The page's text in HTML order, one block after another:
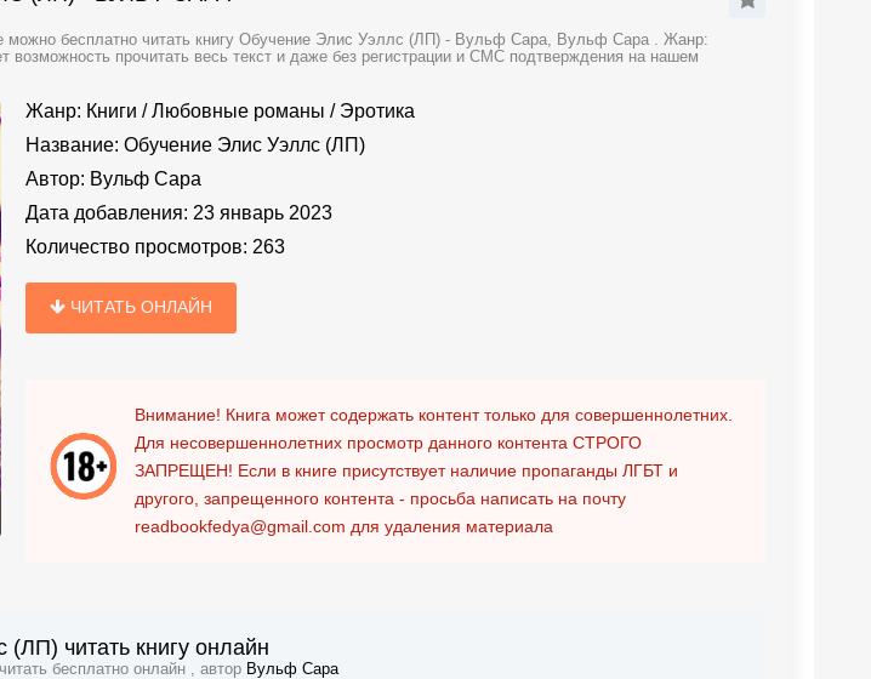
можно бесплатно читать книгу Обучение Элис Уэллс (ЛП) - Вульф Сара, Вульф Сара . Жанр:
возможность прочитать весь текст и даже без регистрации и СМС подтверждения на нашем
Жанр: Книги /Любовные романы / Эротика
Название: Обучение Элис Уэллс (ЛП)
Автор: Вульф Сара
Дата добавления: 23 январь 2023
Количество просмотров: 263
ЧИТАТЬ ОНЛАЙН
Внимание! Книга может содержать контент только для совершеннолетних.
Для несовершеннолетних просмотр данного контента СТРОГО
ЗАПРЕЩЕН! Если в книге присутствует наличие пропаганды ЛГБТ и
другого, запрещенного контента - просьба написать на почту
readbookfedya@gmail.com для удаления материала
читать книгу онлайн
бесплатно онлайн , автор Вульф Сара